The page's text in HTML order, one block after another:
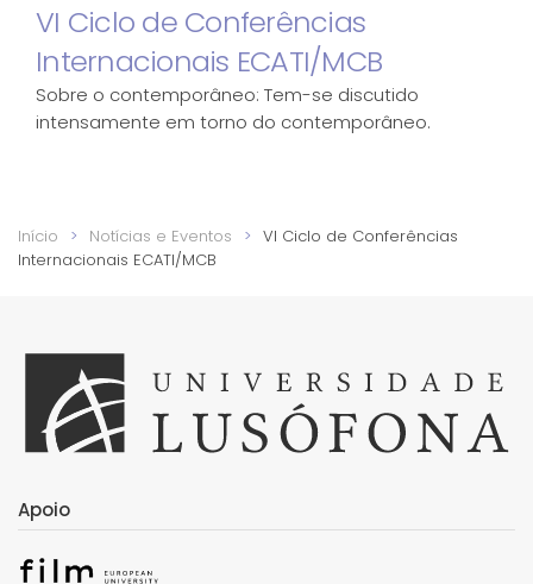
VI Ciclo de Conferências
Internacionais ECATI/MCB
Sobre o contemporâneo: Tem-se discutido
intensamente em torno do contemporâneo.
Início Notícias e Eventos
VI Ciclo de Conferências
Internacionais ECATI/MCB
Apoio